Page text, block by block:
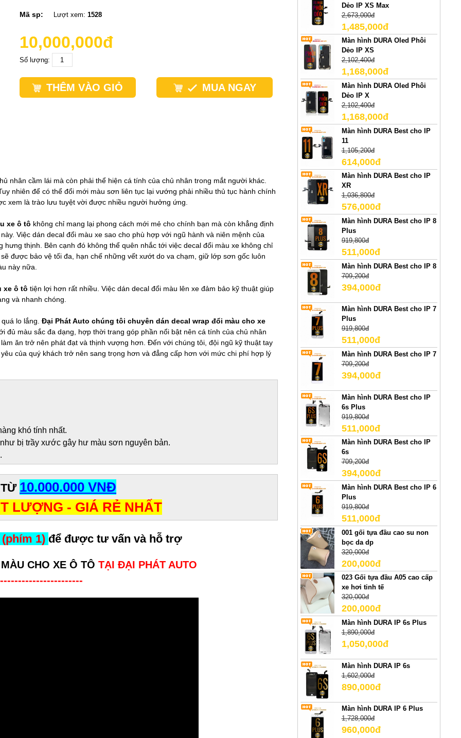
Mã sp: Lượt xem: 1528
10,000,000đ
Số lượng:
THÊM VÀO GIỎ MUA NGAY
nhân cầm lái mà còn phải thể hiện cá tính của chủ nhân trong mắt người khác.
nhiên để có thể đổi mới màu sơn liên tục lại vướng phải nhiều thủ tục hành chính
xem là trào lưu tuyệt vời được nhiều người hưởng ứng.
xe ô tô không chỉ mang lại phong cách mới mẻ cho chính bạn mà còn khẳng định
Việc dán decal đổi màu xe sao cho phù hợp với ngũ hành và niên mệnh của
thịnh. Bên cạnh đó không thể quên nhắc tới việc decal đổi màu xe không chỉ
được bảo vệ tối đa, hạn chế những vết xướt do va chạm, giữ lớp sơn gốc luôn
này nữa.
xe ô tôtiện lợi hơn rất nhiều. Việc dán decal đổi màu lên xe đảm bảo kỹ thuật giúp
và nhanh chóng.
quá lo lắng.Đại Phát Auto chúng tôi chuyên dán decal wrap đổi màu cho xe
đủ màu sắc đa dạng, hợp thời trang góp phần nổi bật nên cá tính của chủ nhân
ăn trở nên phát đạt và thịnh vượng hơn. Đến với chúng tôi, đội ngũ kỹ thuật tay
của quý khách trở nên sang trọng hơn và đẳng cấp hơn với mức chi phí hợp lý
khó tính nhất.
bị trầy xước gây hư màu sơn nguyên bản.
10.000.000 VNĐ
LƯỢNG - GIÁ RẺ NHẤT
(phím 1) để được tư vấn và hỗ trợ
CHO XE Ô TÔ TẠI ĐẠI PHÁT AUTO
Dẻo IP XS Max
2,673,000đ
1,485,000đ
Màn hình DURA Oled Phôi
Dẻo IP XS
2,102,400đ
1,168,000đ
Màn hình DURA Oled Phôi
Dẻo IP X
2,102,400đ
1,168,000đ
Màn hình DURA Best cho IP
11
1,105,200đ
614,000đ
Màn hình DURA Best cho IP
XR
1,036,800đ
576,000đ
Màn hình DURA Best cho IP 8
Plus
919,800đ
511,000đ
Màn hình DURA Best cho IP 8
709,200đ
394,000đ
Màn hình DURA Best cho IP 7
Plus
919,800đ
511,000đ
Màn hình DURA Best cho IP 7
709,200đ
394,000đ
Màn hình DURA Best cho IP
6s Plus
919,800đ
511,000đ
Màn hình DURA Best cho IP
6s
709,200đ
394,000đ
Màn hình DURA Best cho IP 6
Plus
919,800đ
511,000đ
001 gối tựa đầu cao su non
bọc da dp
320,000đ
200,000đ
023 Gối tựa đầu A05 cao cấp
xe hơi tinh tế
320,000đ
200,000đ
Màn hình DURA IP 6s Plus
1,890,000đ
1,050,000đ
Màn hình DURA IP 6s
1,602,000đ
890,000đ
Màn hình DURA IP 6 Plus
1,728,000đ
960,000đ